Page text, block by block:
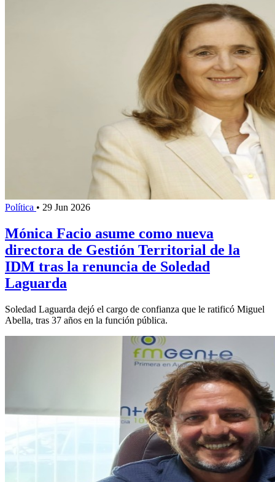
Política • 29 Jun 2026
Mónica Facio asume como nueva
directora de Gestión Territorial de la
IDM tras la renuncia de Soledad
Laguarda
Soledad Laguarda dejó el cargo de confianza que le ratificó Miguel
Abella, tras 37 años en la función pública.